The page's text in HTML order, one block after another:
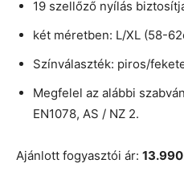
19 szellőző nyílás
két méretben: L/XL (58-
Színválaszték: piros/
Megfelel az alábbi
EN1078, AS / NZ 2.
Ajánlott fogyasztói ár: